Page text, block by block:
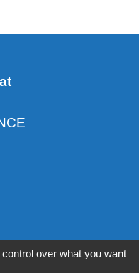
- Accessibilité -
over what you want